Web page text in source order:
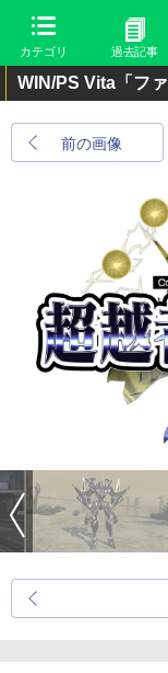
カテゴリ 過去記事
WIN/PS Vita「フ
前の画像